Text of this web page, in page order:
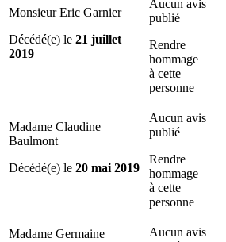
Monsieur Eric Garnier
Décédé(e) le 21 juillet
2019
Aucun avis
publié
Rendre
hommage
à cette
personne
Madame Claudine
Baulmont
Décédé(e) le 20 mai 2019
Aucun avis
publié
Rendre
hommage
à cette
personne
Madame Germaine
Aucun avis